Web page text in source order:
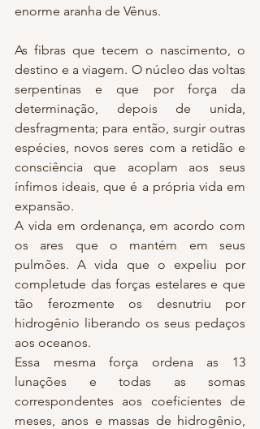
enorme aranha de Vênus.
As fibras que tecem o nascimento, o
destino e a viagem. O núcleo das voltas
serpentinas e que por força da
determinação, depois de unida,
desfragmenta; para então, surgir outras
espécies, novos seres com a retidão e
consciência que acoplam aos seus
ínfimos ideais, que é a própria vida em
expansão.
A vida em ordenança, em acordo com
os ares que o mantém em seus
pulmões. A vida que o expeliu por
completude das forças estelares e que
tão ferozmente os desnutriu por
hidrogênio liberando os seus pedaços
aos oceanos.
Essa mesma força ordena as 13
lunações e todas as somas
correspondentes aos coeficientes de
meses, anos e massas de hidrogênio,